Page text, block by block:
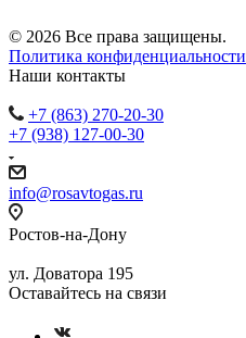
© 2026 Все права защищены.
Политика конфиденциальности
Наши контакты
+7 (863) 270-20-30
+7 (938) 127-00-30
info@rosavtogas.ru
Ростов-на-Дону
ул. Доватора 195
Оставайтесь на связи